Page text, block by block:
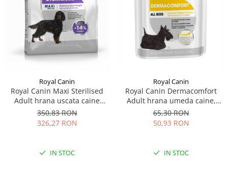
Royal Canin
Royal Canin Maxi Sterilised
Adult hrana uscata caine
sterilizat, 12 kg
350,83 RON
326,27 RON
IN STOC
Royal Canin
Royal Canin Dermacomfort
Adult hrana umeda caine,
prevenirea iritatiilor pielii
(Loaf), 12 x 85 g
65,30 RON
50,93 RON
IN STOC